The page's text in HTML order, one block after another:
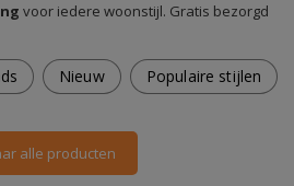
voor iedere woonstijl. Gratis bezorgd
Nieuw Populaire stijlen
alle producten